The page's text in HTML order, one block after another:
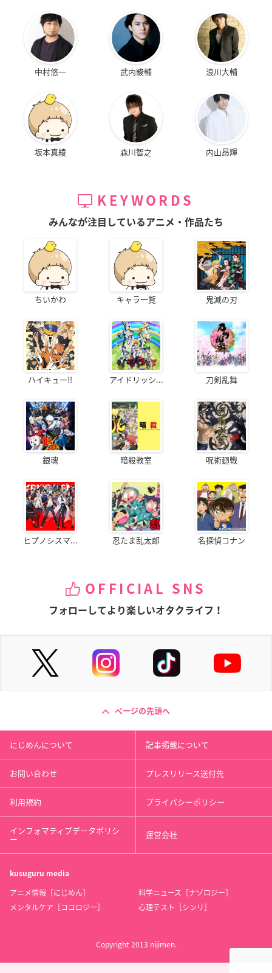
中村悠一 武内駿輔 浪川大輔
坂本真綾 森川智之 内山昂輝
KEYWORDS
みんなが注目しているアニメ・作品たち
ちいかわ キャラ一覧 鬼滅の刃
ハイキュー!! アイドリッシ... 刀剣乱舞
銀魂 暗殺教室 呪術廻戦
ヒプノシスマ... 忍たま乱太郎 名探偵コナン
OFFICIAL SNS
フォローしてより楽しいオタクライフ！
ページの先頭へ
にじめんについて 記事掲載について
お問い合わせ プレスリリース送付先
利用規約 プライバシーポリシー
インフォマティブデータポリシ
ー 運営会社
kusuguru media
アニメ情報［にじめん］
科学ニュース［ナゾロジー］
メンタルケア［ココロジー］
心理テスト［シンリ］
Copyright 2013 nijimen.